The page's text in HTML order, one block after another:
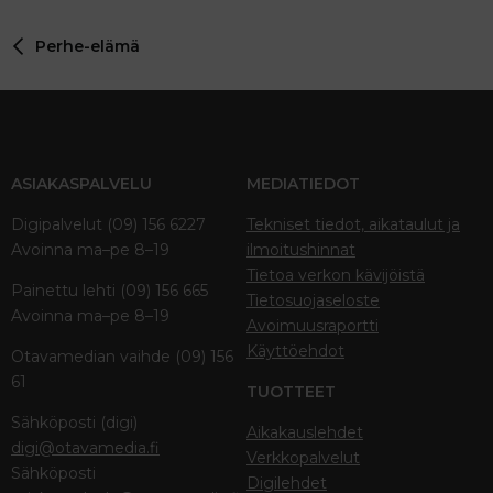
Perhe-elämä
ASIAKASPALVELU
Digipalvelut (09) 156 6227
Avoinna ma–pe 8–19
Painettu lehti (09) 156 665
Avoinna ma–pe 8–19
Otavamedian vaihde (09) 156
61
Sähköposti (digi)
digi@otavamedia.fi
Sähköposti
MEDIATIEDOT
Tekniset tiedot, aikataulut ja
ilmoitushinnat
Tietoa verkon kävijöistä
Tietosuojaseloste
Avoimuusraportti
Käyttöehdot
TUOTTEET
Aikakauslehdet
Verkkopalvelut
Digilehdet